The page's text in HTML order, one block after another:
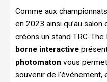
Comme aux
en 2023 ainsi qu’au
créons un stand TRC-The
borne interactive
photomaton vous
souvenir de